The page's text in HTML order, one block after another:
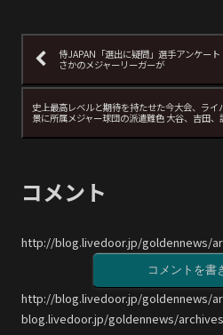
侍JAPAN「選出に疑問」選手アンケー
さかのメジャーリーガーが
史上最高レベルと期待を持たせた今大会、ラ
景に所属メジャー球団の派遣難色 大谷、吉田、
コメント
http://blog.livedoor.jp/goldennews/
コメントを書
http://blog.livedoor.jp/goldennews/
blog.livedoor.jp/goldennews/